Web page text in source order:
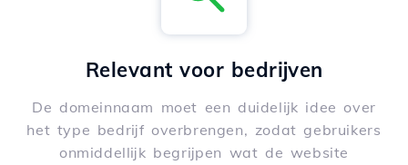
Relevant voor bedrijven
De domeinnaam moet een duidelijk idee over
het type bedrijf overbrengen, zodat gebruikers
onmiddellijk begrijpen wat de website